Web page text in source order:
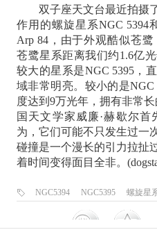
双子座天文台最近拍摄
作用的螺旋星系NGC 5394
Arp 84，由于外观酷似苍
苍鹭星系距离我们约1.6亿
较大的星系是NGC 5395，
域非常明亮。较小的是
度达到9万光年，拥有非常
国天文学家威廉·赫歇尔
为，它们可能不只发生过一
碰撞是一个漫长的引力拉扯
着时间变得面目全非。
NGC5394 NGC5395 螺旋星